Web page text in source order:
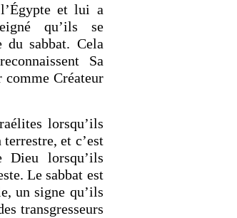
et lui a
qu’ils se
du sabbat. Cela
Sa
comme Créateur
lorsqu’ils
et c’est
Dieu lorsqu’ils
Le sabbat est
un signe qu’ils
transgresseurs